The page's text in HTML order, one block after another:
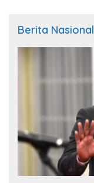
Berita Nasional